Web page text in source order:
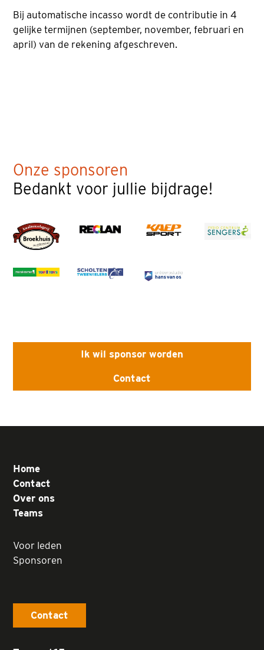
Bij automatische incasso wordt de contributie in 4
gelijke termijnen (september, november, februari en
april) van de rekening afgeschreven.
Onze sponsoren
Bedankt voor jullie bijdrage!
Ik wil sponsor worden
Contact
Home
Contact
Over ons
Teams
Voor leden
Sponsoren
Contact